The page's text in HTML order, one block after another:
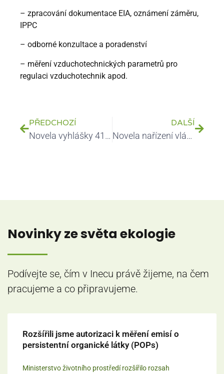
– zpracování dokumentace EIA, oznámení záměru,
IPPC
– odborné konzultace a poradenství
– měření vzduchotechnických parametrů pro
regulaci vzduchotechnik apod.
PŘEDCHOZÍ
Novela vyhlášky 41/2020 Sb.
DALŠÍ
Novela nařízení vlády č. 361/2007 Sb., kterým se stanoví podmínky ochrany zdraví při práci
Novinky ze světa ekologie
Podívejte se, čím v Inecu právě žijeme, na čem
pracujeme a co připravujeme.
Rozšířili jsme autorizaci k měření emisí o
persistentní organické látky (POPs)
Ministerstvo životního prostředí rozšířilo rozsah